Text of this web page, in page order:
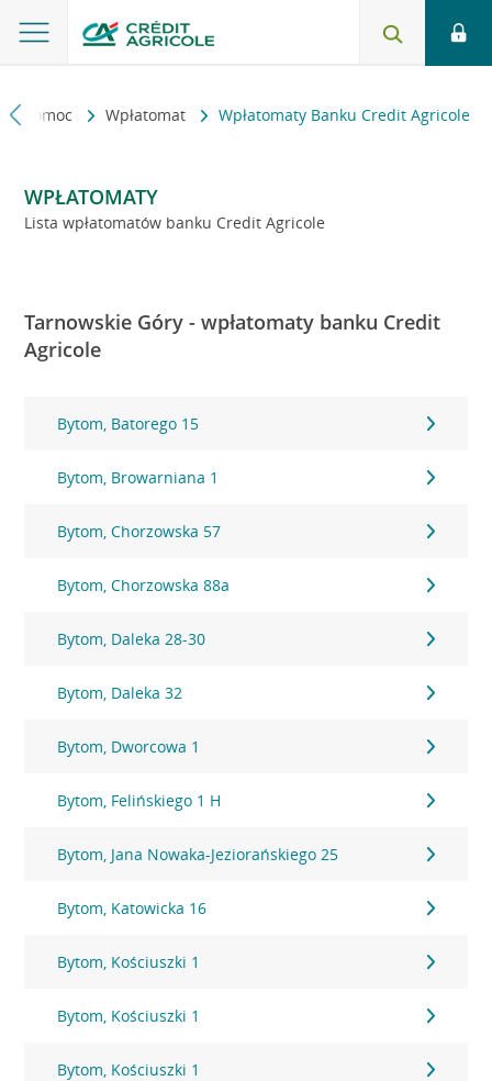
i pomoc Wpłatomat Wpłatomaty Banku Credit Agricole
WPŁATOMATY
Lista wpłatomatów banku Credit Agricole
Tarnowskie Góry - wpłatomaty banku Credit
Agricole
Bytom, Batorego 15
Bytom, Browarniana 1
Bytom, Chorzowska 57
Bytom, Chorzowska 88a
Bytom, Daleka 28-30
Bytom, Daleka 32
Bytom, Dworcowa 1
Bytom, Felińskiego 1 H
Bytom, Jana Nowaka-Jeziorańskiego 25
Bytom, Katowicka 16
Bytom, Kościuszki 1
Bytom, Kościuszki 1
Bytom, Kościuszki 1